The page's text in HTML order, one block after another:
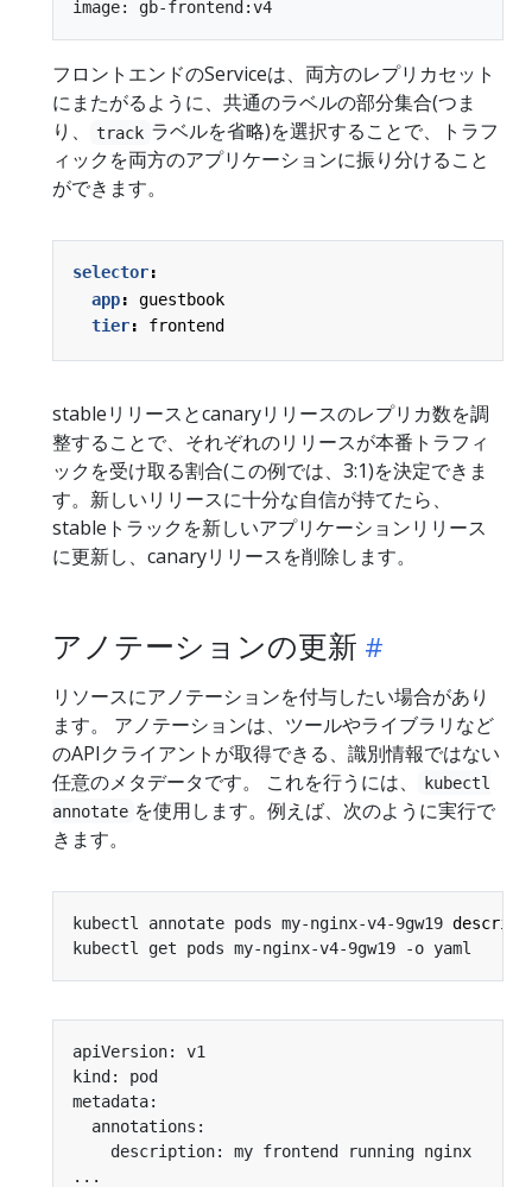
フロントエンドのServiceは、両方のレプリカセット
にまたがるように、共通のラベルの部分集合(つま
り、
track ラベルを省略)を選択することで、トラフ
ィックを両方のアプリケーションに振り分けること
ができます。
selector:
app:
guestbook
tier: frontend
stableリリースとcanaryリリースのレプリカ数を調
整することで、それぞれのリリースが本番トラフィ
ックを受け取る割合(この例では、3:1)を決定できま
す。新しいリリースに十分な自信が持てたら、
stableトラックを新しいアプリケーションリリース
に更新し、canaryリリースを削除します。
アノテーションの更新
リソースにアノテーションを付与したい場合があり
ます。 アノテーションは、ツールやライブラリなど
のAPIクライアントが取得できる、識別情報ではない
任意のメタデータです。 これを行うには、
kubectl
annotate を使用します。例えば、次のように実行で
きます。
kubectl annotate pods my-nginx-v4-9gw19